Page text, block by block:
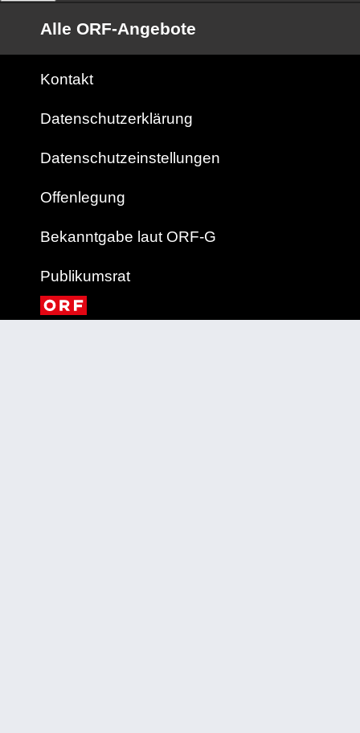
Alle ORF-Angebote
Kontakt
Datenschutzerklärung
Datenschutzeinstellungen
Offenlegung
Bekanntgabe laut ORF-G
Publikumsrat